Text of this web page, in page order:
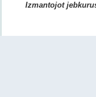
Izmantojot